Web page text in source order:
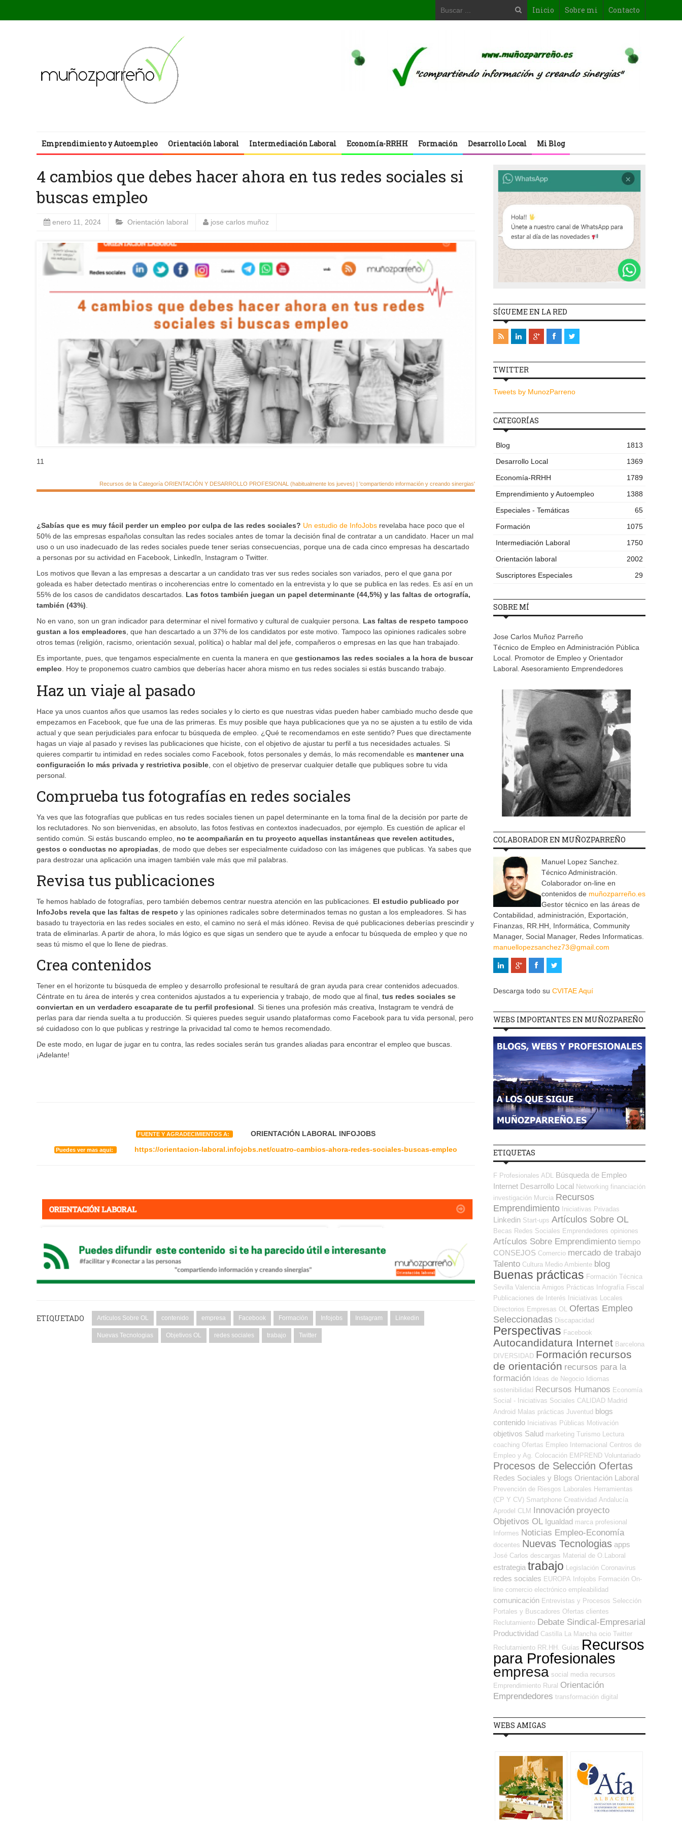
Inicio Sobre mi Contacto
Emprendimiento y Autoempleo Orientación laboral Intermediación Laboral Economía-RRHH Formación Desarrollo Local Mi Blog
4 cambios que debes hacer ahora en tus redes sociales si
buscas empleo
enero 11, 2024 Orientación laboral jose carlos muñoz
11
Recursos de la Categoría ORIENTACIÓN Y DESARROLLO PROFESIONAL (habitualmente los jueves) | 'compartiendo información y creando sinergias'
¿Sabías que es muy fácil perder un empleo por culpa de las redes sociales? Un estudio de InfoJobs revelaba hace poco que el
50% de las empresas españolas consultan las redes sociales antes de tomar la decisión final de contratar a un candidato. Hacer un mal
uso o un uso inadecuado de las redes sociales puede tener serias consecuencias, porque una de cada cinco empresas ha descartado
a personas por su actividad en Facebook, LinkedIn, Instagram o Twitter.
Los motivos que llevan a las empresas a descartar a un candidato tras ver sus redes sociales son variados, pero el que gana por
goleada es haber detectado mentiras o incoherencias entre lo comentado en la entrevista y lo que se publica en las redes. Es así en un
55% de los casos de candidatos descartados. Las fotos también juegan un papel determinante (44,5%) y las faltas de ortografía,
también (43%).
No en vano, son un gran indicador para determinar el nivel formativo y cultural de cualquier persona. Las faltas de respeto tampoco
gustan a los empleadores, que han descartado a un 37% de los candidatos por este motivo. Tampoco las opiniones radicales sobre
otros temas (religión, racismo, orientación sexual, política) o hablar mal del jefe, compañeros o empresas en las que han trabajado.
Es importante, pues, que tengamos especialmente en cuenta la manera en que gestionamos las redes sociales a la hora de buscar
empleo. Hoy te proponemos cuatro cambios que deberías hacer ahora mismo en tus redes sociales si estás buscando trabajo.
Haz un viaje al pasado
Hace ya unos cuantos años que usamos las redes sociales y lo cierto es que nuestras vidas pueden haber cambiado mucho desde que
empezamos en Facebook, que fue una de las primeras. Es muy posible que haya publicaciones que ya no se ajusten a tu estilo de vida
actual y que sean perjudiciales para enfocar tu búsqueda de empleo. ¿Qué te recomendamos en este sentido? Pues que directamente
hagas un viaje al pasado y revises las publicaciones que hiciste, con el objetivo de ajustar tu perfil a tus necesidades actuales. Si
quieres compartir tu intimidad en redes sociales como Facebook, fotos personales y demás, lo más recomendable es mantener una
configuración lo más privada y restrictiva posible, con el objetivo de preservar cualquier detalle que publiques sobre tu vida
personal.
Comprueba tus fotografías en redes sociales
Ya ves que las fotografías que publicas en tus redes sociales tienen un papel determinante en la toma final de la decisión por parte de
los reclutadores. No son bienvenidas, en absoluto, las fotos festivas en contextos inadecuados, por ejemplo. Es cuestión de aplicar el
sentido común. Si estás buscando empleo, no te acompañarán en tu proyecto aquellas instantáneas que revelen actitudes,
gestos o conductas no apropiadas, de modo que debes ser especialmente cuidadoso con las imágenes que publicas. Ya sabes que
para destrozar una aplicación una imagen también vale más que mil palabras.
Revisa tus publicaciones
Te hemos hablado de fotografías, pero también debemos centrar nuestra atención en las publicaciones. El estudio publicado por
InfoJobs revela que las faltas de respeto y las opiniones radicales sobre determinados temas no gustan a los empleadores. Si has
basado tu trayectoria en las redes sociales en esto, el camino no será el más idóneo. Revisa de qué publicaciones deberías prescindir y
trata de eliminarlas. A partir de ahora, lo más lógico es que sigas un sendero que te ayude a enfocar tu búsqueda de empleo y que no
seas tú mismo el que lo llene de piedras.
Crea contenidos
Tener en el horizonte tu búsqueda de empleo y desarrollo profesional te resultará de gran ayuda para crear contenidos adecuados.
Céntrate en tu área de interés y crea contenidos ajustados a tu experiencia y trabajo, de modo que al final, tus redes sociales se
conviertan en un verdadero escaparate de tu perfil profesional. Si tienes una profesión más creativa, Instagram te vendrá de
perlas para dar rienda suelta a tu producción. Si quieres puedes seguir usando plataformas como Facebook para tu vida personal, pero
sé cuidadoso con lo que publicas y restringe la privacidad tal como te hemos recomendado.
De este modo, en lugar de jugar en tu contra, las redes sociales serán tus grandes aliadas para encontrar el empleo que buscas.
¡Adelante!
FUENTE Y AGRADECIMIENTOS A: ORIENTACIÓN LABORAL INFOJOBS
Puedes ver mas aqui: https://orientacion-laboral.infojobs.net/cuatro-cambios-ahora-redes-sociales-buscas-empleo
ETIQUETADO Artículos Sobre OL contenido empresa Facebook Formación Infojobs Instagram Linkedin
Nuevas Tecnologias Objetivos OL redes sociales trabajo Twitter
SÍGUEME EN LA RED
TWITTER
Tweets by MunozParreno
CATEGORÍAS
Blog
1813
Desarrollo Local
1369
Economía-RRHH
1789
Emprendimiento y Autoempleo
1388
Especiales - Temáticas
65
Formación
1075
Intermediación Laboral
1750
Orientación laboral
2002
Suscriptores Especiales
29
SOBRE MÍ
Jose Carlos Muñoz Parreño
Técnico de Empleo en Administración Pública
Local. Promotor de Empleo y Orientador
Laboral. Asesoramiento Emprendedores
COLABORADOR EN MUÑOZPARREÑO
Manuel Lopez Sanchez.
Técnico Administración.
Colaborador on-line en
contenidos de muñozparreño.es
Gestor técnico en las áreas de
Contabilidad, administración, Exportación,
Finanzas, RR.HH, Informática, Community
Manager, Social Manager, Redes Informaticas.
manuellopezsanchez73@gmail.com
Descarga todo su CVITAE Aquí
WEBS IMPORTANTES EN MUÑOZPAREÑO
ETIQUETAS
F Profesionales ADL
Búsqueda de Empleo
Internet Desarrollo Local Networking financiación
investigación Murcia Recursos
Emprendimiento Iniciativas Privadas
Linkedin Start-ups Artículos Sobre OL
Becas Redes Sociales Emprendedores opiniones
Artículos Sobre Emprendimiento tiempo
CONSEJOS Comercio mercado de trabajo
Talento Cultura Medio Ambiente blog
Buenas prácticas Formación Técnica
Sevilla Valencia Amigos Prácticas Infografía Fiscal
Publicaciones de Interés
Iniciativas Locales
Directorios Empresas OL
Ofertas Empleo
Seleccionadas Discapacidad
Perspectivas Facebook
Autocandidatura Internet Barcelona
DIVERSIDAD Formación recursos
de orientación recursos para la
formación Ideas de Negocio Idiomas
sostenibilidad Recursos Humanos Economía
Social - Iniciativas Sociales CALIDAD Madrid
Android Malas prácticas Juventud blogs
contenido Iniciativas Públicas Motivación
objetivos Salud marketing Turismo
Lectura
coaching Ofertas Empleo Internacional Centros de
Empleo y Ag. Colocación EMPREND Voluntariado
Procesos de Selección Ofertas
Redes Sociales y Blogs Orientación Laboral
Prevención de Riesgos Laborales Herramientas
(CP Y CV) Smartphone Creatividad Andalucía
Aprodel CLM Innovación proyecto
Objetivos OL Igualdad marca profesional
Informes Noticias Empleo-Economía
docentes Nuevas Tecnologias apps
José Carlos descargas Material de O.Laboral
estrategia trabajo Legislación Coronavirus
redes sociales EUROPA Infojobs Formación On-
line comercio electrónico empleabilidad
comunicación Entrevistas y Procesos Selección
Portales y Buscadores Ofertas clientes
Reclutamiento Debate Sindical-Empresarial
Productividad Castilla La Mancha ocio Twitter
Reclutamiento RR.HH.
Guías Recursos
para Profesionales
empresa social media recursos
Emprendimiento Rural Orientación
Emprendedores transformación digital
WEBS AMIGAS